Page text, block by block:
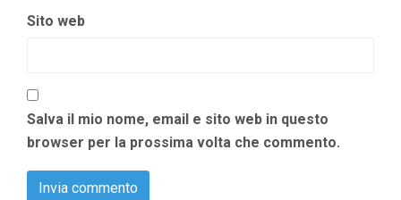
Sito web
Salva il mio nome, email e sito web in questo
browser per la prossima volta che commento.